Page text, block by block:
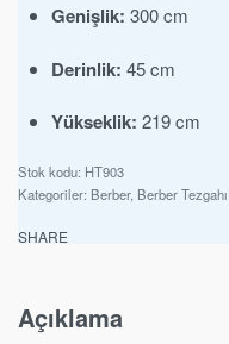
Genişlik: 300 cm
Derinlik: 45 cm
Yükseklik: 219 cm
HT903
Kategoriler: Berber, Berber Tezgahı
SHARE
Açıklama